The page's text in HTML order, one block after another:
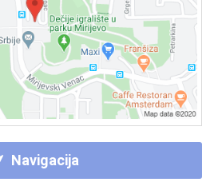
Navigacija